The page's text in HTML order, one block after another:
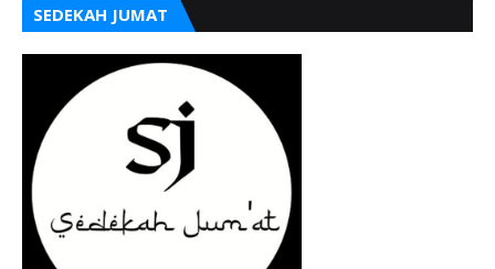
SEDEKAH JUMAT